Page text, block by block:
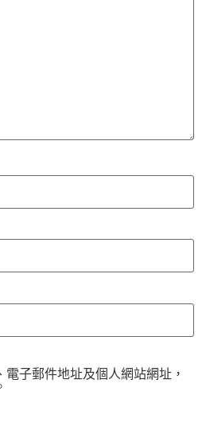
電子郵件地址及個人網站網址，